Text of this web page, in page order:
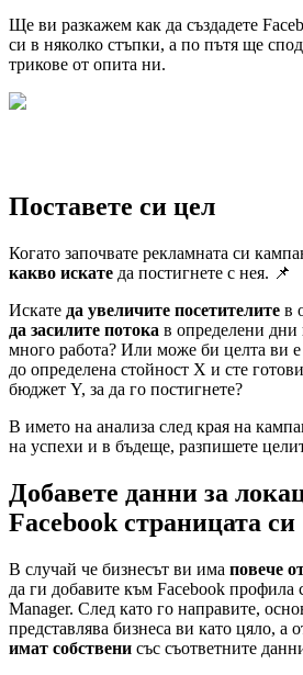
Ще ви разкажем как да създадете
си в няколко стъпки, а по пътя ще
трикове от опита ни.
Поставете си цел
Когато започвате рекламната си
какво искате да постигнете с нея. 📌
Искате да увеличите посетителите в
да засилите потока в определени дни
много работа? Или може би целта ви е
до определена стойност X и сте
бюджет Y, за да го постигнете?
В името на анализа след края на
на успехи и в бъдеще, разпишете
Добавете данни за
Facebook страницата си
В случай че бизнесът ви има повече
да ги добавите към Facebook профила
Manager. След като го направите,
представлява бизнеса ви като цяло, а
имат собствени със съответните